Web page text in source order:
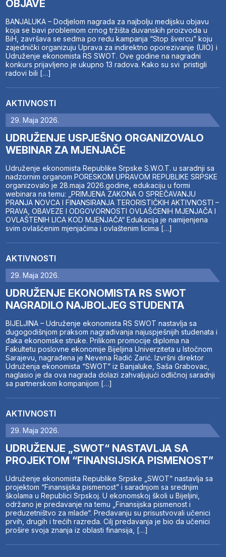
OBJAVE
BANJALUKA – Dodjelom nagrada za najbolju medijsku objavu
koja se bavi problemom crnog tržišta duvanskih proizvoda u
BiH, završava se sedma po redu kampanja “Stop švercu” koju
zajednički organizuju Uprava za indirektno oporezivanje (UIO) i
Udruženje ekonomista RS SWOT. Ove godine na nagradni
konkurs prijavljeno je ukupno 13 radova. Kako su svi pristigli
radovi bili […]
AKTIVNOSTI
29. Maja 2026.
UDRUŽENJE USPJEŠNO ORGANIZOVALO
WEBINAR ZA MJENJAČE
Udruženje ekonomista Republike Srpske S.W.O.T. u saradnji sa
nadzornim organom PORESKOM UPRAVOM REPUBLIKE SRPSKE
organizovalo je 28.maja 2026.godine, edukaciju u formi
webinara na temu: „PRIMJENA ZAKONA O SPREČAVANJU
PRANJA NOVCA I FINANSIRANJA TERORISTIČKIH AKTIVNOSTI –
PRAVA, OBAVEZE I ODGOVORNOSTI OVLAŠĆENIH MJENJAČA I
OVLAŠTENIH LICA KOD MJENJAČA“ Edukacija je namijenjena
svim ovlašćenim mjenjačima i ovlaštenim licima […]
AKTIVNOSTI
29. Maja 2026.
UDRUŽENJE EKONOMISTA RS SWOT
NAGRADILO NAJBOLJEG STUDENTA
BIJELJINA – Udruženje ekonomista RS SWOT nastavlja sa
dugogodišnjom praksom nagrađivanja najuspješnijih studenata i
đaka ekonomske struke. Prilikom promocije diploma na
Fakultetu poslovne ekonomije Bijeljina Univerziteta u Istočnom
Sarajevu, nagrađena je Nevena Radić Zarić. Izvršni direktor
Udruženja ekonomista “SWOT” iz Banjaluke, Saša Grabovac,
naglasio je da ova nagrada dolazi zahvaljujući odličnoj saradnji
sa partnerskom kompanijom […]
AKTIVNOSTI
29. Maja 2026.
UDRUŽENJE „SWOT“ NASTAVLJA SA
PROJEKTOM “FINANSIJSKA PISMENOST”
Udruženje ekonomista Republike Srpske „SWOT“ nastavlja sa
projektom “Finansijska pismenost” i saradnjom sa srednjim
školama u Republici Srpskoj. U ekonomskoj školi u Bijeljini,
održano je predavanje na temu „Finansijska pismenost i
preduzetništvo za mlade“. Predavanju su prisustvovali učenici
prvih, drugih i trećih razreda. Cilj predavanja je bio da učenici
prošire svoja znanja iz oblasti finansija, […]